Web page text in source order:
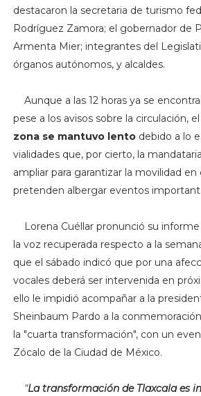
destacaron la secretaria de turismo
Rodríguez Zamora; el gobernador de
Armenta Mier; integrantes del
órganos autónomos, y alcaldes.
Aunque a las 12 horas ya se
pese a los avisos sobre la circulación, el
zona se mantuvo lentodebido a lo
vialidades que, por cierto, la
ampliar para garantizar la movilidad
pretenden albergar eventos
Lorena Cuéllar pronunció su informe
la voz recuperada respecto a la
que el sábado indicó que por una
vocales deberá ser intervenida en
ello le impidió acompañar a la
Sheinbaum Pardo a la
la "cuarta transformación", con un
Zócalo de la Ciudad de México.
"La transformación de Tlaxcala es